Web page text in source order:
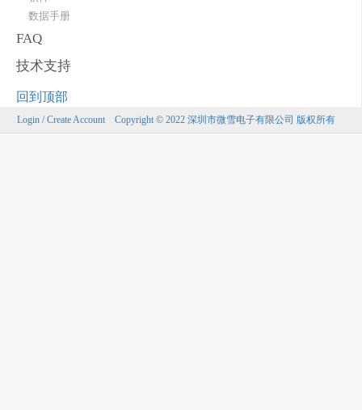
数据手册
FAQ
技术支持
回到顶部
Login / Create Account Copyright © 2022 深圳市微雪电子有限公司 版权所有